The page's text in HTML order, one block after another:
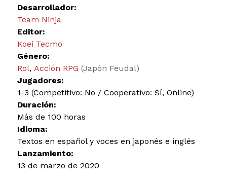
Desarrollador:
Team Ninja
Editor:
Koei Tecmo
Género:
Rol, Acción RPG (Japón Feudal)
Jugadores:
1-3 (Competitivo: No / Cooperativo: Sí, Online)
Duración:
Más de 100 horas
Idioma:
Textos en español y voces en japonés e inglés
Lanzamiento:
13 de marzo de 2020